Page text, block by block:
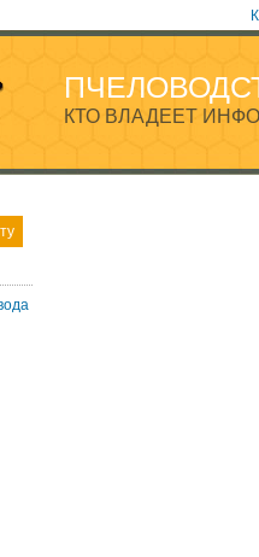
КТО ВЛАДЕЕТ